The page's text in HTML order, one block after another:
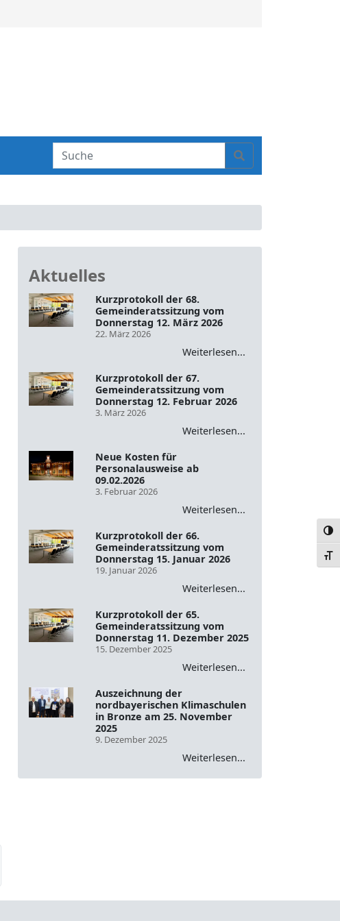
e
h
Aktuelles
Kurzprotokoll der 68.
Gemeinderatssitzung vom
Donnerstag 12. März 2026
22. März 2026
Weiterlesen...
Kurzprotokoll der 67.
Gemeinderatssitzung vom
Donnerstag 12. Februar 2026
3. März 2026
Weiterlesen...
Neue Kosten für
Personalausweise ab
09.02.2026
3. Februar 2026
Weiterlesen...
Kurzprotokoll der 66.
Gemeinderatssitzung vom
Donnerstag 15. Januar 2026
19. Januar 2026
Weiterlesen...
Kurzprotokoll der 65.
Gemeinderatssitzung vom
Donnerstag 11. Dezember 2025
15. Dezember 2025
Weiterlesen...
Auszeichnung der
nordbayerischen Klimaschulen
in Bronze am 25. November
2025
9. Dezember 2025
Weiterlesen...